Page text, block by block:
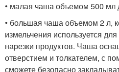
• малая чаша объемом 500 мл
• большая чаша объемом 2 л,
измельчения используется
нарезки продуктов. Чаша
отверстием и толкателем, с
сможете безопасно